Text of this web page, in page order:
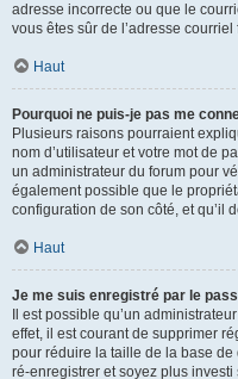
adresse incorrecte ou que le
vous êtes sûr de l’adresse
Haut
Pourquoi ne puis-je pas me
Plusieurs raisons pourraient
nom d’utilisateur et votre mot de
un administrateur du forum pour
également possible que le
configuration de son côté, et qu’il
Haut
Je me suis enregistré par le
Il est possible qu’un
effet, il est courant de supprimer
pour réduire la taille de la base
ré-enregistrer et soyez plus investi